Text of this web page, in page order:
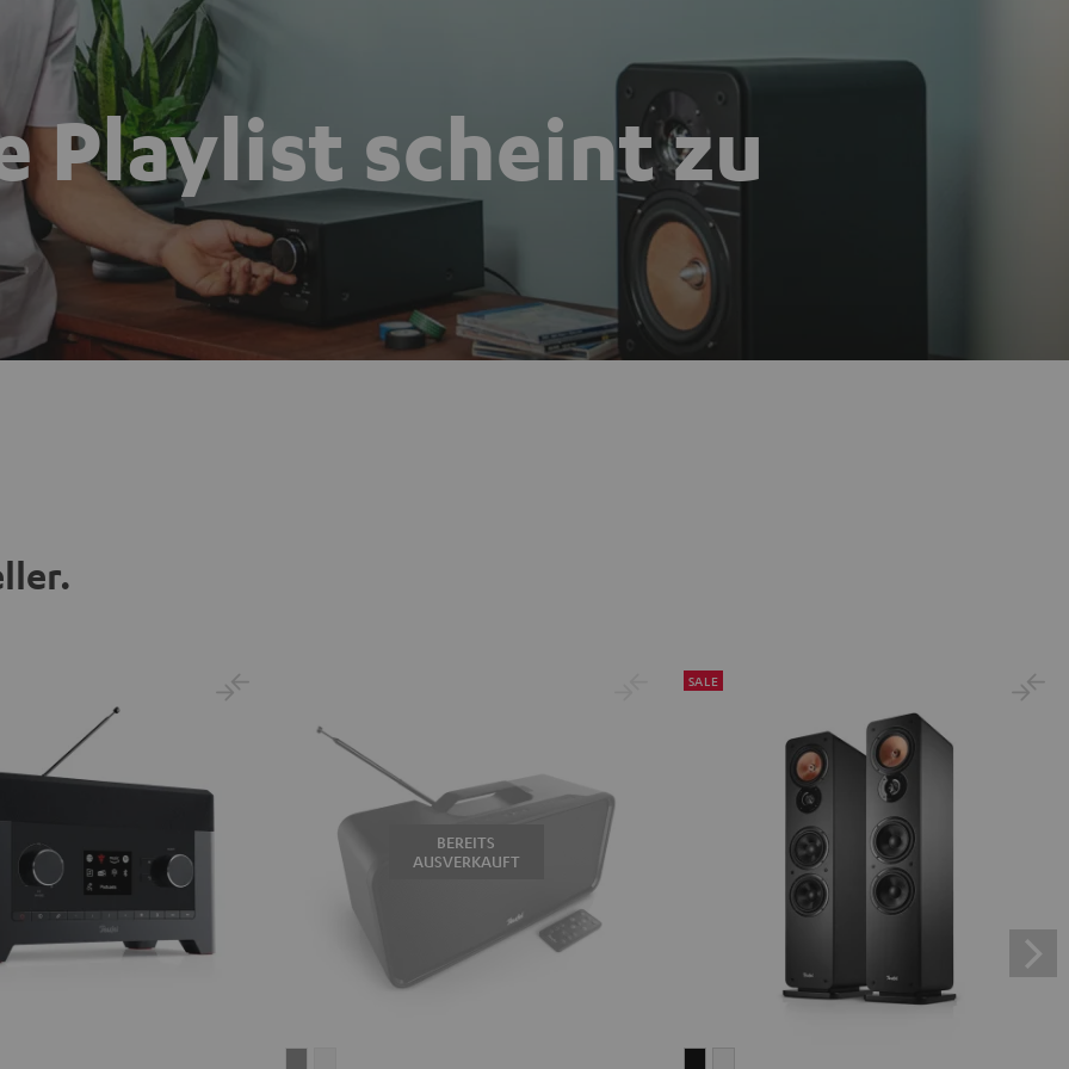
Playlist scheint zu
BEREITS
AUSVERKAUFT
SALE